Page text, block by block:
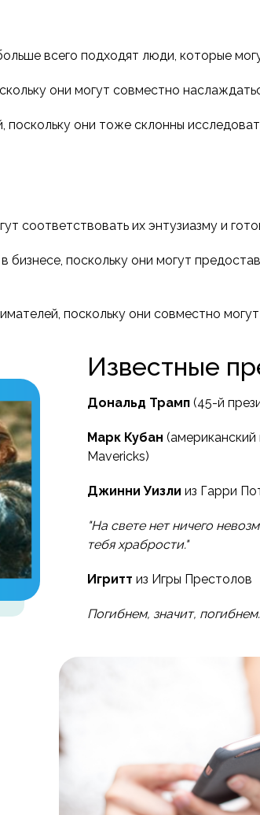
всего подходят люди, которые
они могут совместно
они тоже склонны
соответствовать их энтузиазму и
поскольку они могут
поскольку они совместно
Известные
Дональд Трамп (45-й
Марк Кубан
Mavericks)
Джинни Уизли из Гарри
"На свете нет ничего
тебя храбрости."
Игритт из Игры Престолов
Погибнем, значит,